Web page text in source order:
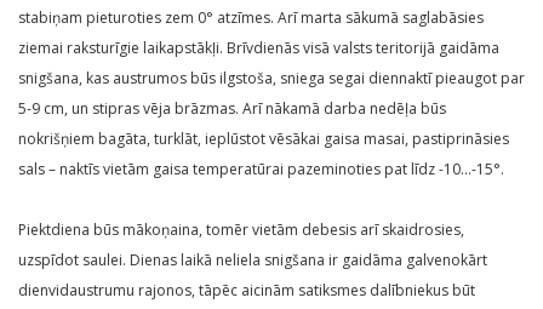
stabiņam pieturoties zem 0° atzīmes. Arī marta sākumā saglabāsies
ziemai raksturīgie laikapstākļi. Brīvdienās visā valsts teritorijā gaidāma
snigšana, kas austrumos būs ilgstoša, sniega segai diennaktī pieaugot par
5-9 cm, un stipras vēja brāzmas. Arī nākamā darba nedēļa būs
nokrišņiem bagāta, turklāt, ieplūstot vēsākai gaisa masai, pastiprināsies
sals – naktīs vietām gaisa temperatūrai pazeminoties pat līdz -10…-15°.
Piektdiena būs mākoņaina, tomēr vietām debesis arī skaidrosies,
uzspīdot saulei. Dienas laikā neliela snigšana ir gaidāma galvenokārt
dienvidaustrumu rajonos, tāpēc aicinām satiksmes dalībniekus būt